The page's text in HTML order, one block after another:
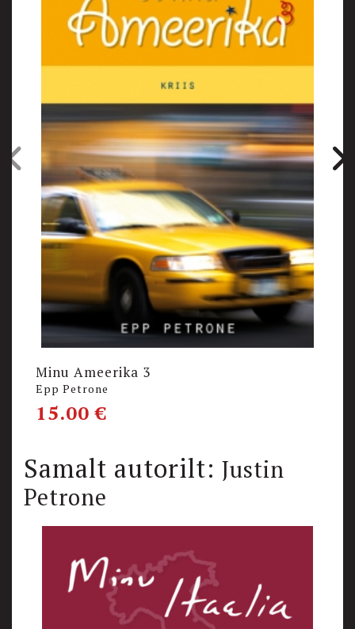
Minu Ameerika 3
Epp Petrone
15.00€
Samalt autorilt: Justin
Petrone